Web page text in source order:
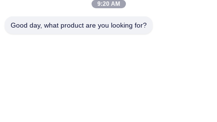
Giftige Spülmaschine Safe Baby Bowls FDAs nicht und Löffel-
9:20 AM
Good day, what product are you looking for?